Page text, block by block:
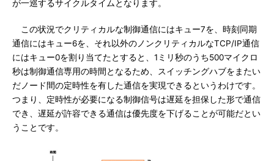
が一巡するサイクルタイムとなります。
この状況でクリティカルな制御通信にはキュー7を、時刻同期
通信にはキュー6を、それ以外のノンクリティカルなTCP/IP通信
にはキュー0を割り当てたとすると、1ミリ秒のうち500マイクロ
秒は制御通信専用の時間となるため、スイッチングハブをまたい
だノード間の定時性を有した通信を実現できるというわけです。
つまり、定時性が必要になる制御信号は遅延を担保した形で通信
でき、遅延が許容できる通信は優先度を下げることが可能だとい
うことです。